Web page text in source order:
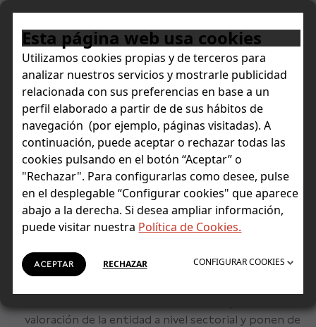
Esta página web usa cookies
Utilizamos cookies propias y de terceros para
analizar nuestros servicios y mostrarle publicidad
relacionada con sus preferencias en base a un
perfil elaborado a partir de de sus hábitos de
navegación (por ejemplo, páginas visitadas). A
continuación, puede aceptar o rechazar todas las
cookies pulsando en el botón “Aceptar” o
"Rechazar". Para configurarlas como desee, pulse
en el desplegable “Configurar cookies" que aparece
abajo a la derecha. Si desea ampliar información,
puede visitar nuestra Política de Cookies.
ACEPTAR RECHAZAR CONFIGURAR COOKIES
NOTICIAS NOTA DE PRENSA
Global Private Banking Awards 2023
Euromoney reconoce a Singular
Bank con el premio a la “Mejor
Transformación en Banca
Privada de España”
que también ha sido premiada como “Mejor Banca
Privada de España para la Inversión Sostenible”.
valoración de la entidad a nivel sectorial y ponen de